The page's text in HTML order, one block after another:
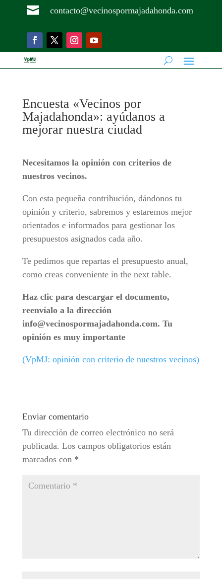
 contacto@vecinospormajadahonda.com
Encuesta «Vecinos por
Majadahonda»: ayúdanos a
mejorar nuestra ciudad
Necesitamos la opinión con criterios de
nuestros vecinos.
Con esta pequeña contribución, dándonos tu
opinión y criterio, sabremos y estaremos mejor
orientados e informados para gestionar los
presupuestos asignados cada año.
Te pedimos que repartas el presupuesto anual,
como creas conveniente in the next table.
Haz clic para descargar el documento,
reenvíalo a la dirección
info@vecinospormajadahonda.com. Tu
opinión es muy importante
(VpMJ: opinión con criterio de nuestros vecinos)
Enviar comentario
Tu dirección de correo electrónico no será
publicada. Los campos obligatorios están
marcados con *